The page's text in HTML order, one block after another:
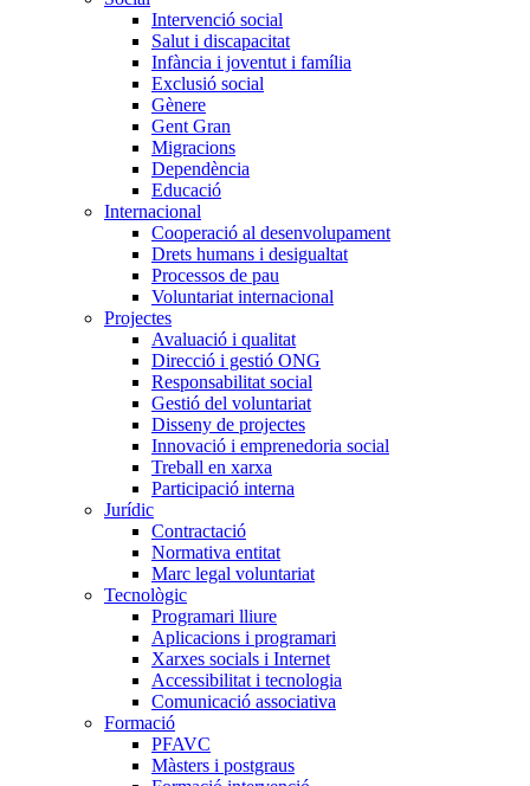
Intervenció social
Salut i discapacitat
Infància i joventut i família
Exclusió social
Gènere
Gent Gran
Migracions
Dependència
Educació
Internacional
Cooperació al desenvolupament
Drets humans i desigualtat
Processos de pau
Voluntariat internacional
Projectes
Avaluació i qualitat
Direcció i gestió ONG
Responsabilitat social
Gestió del voluntariat
Disseny de projectes
Innovació i emprenedoria social
Treball en xarxa
Participació interna
Jurídic
Contractació
Normativa entitat
Marc legal voluntariat
Tecnològic
Programari lliure
Aplicacions i programari
Xarxes socials i Internet
Accessibilitat i tecnologia
Comunicació associativa
Formació
PFAVC
Màsters i postgraus